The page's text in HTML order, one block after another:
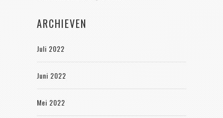
ARCHIEVEN
Juli 2022
Juni 2022
Mei 2022